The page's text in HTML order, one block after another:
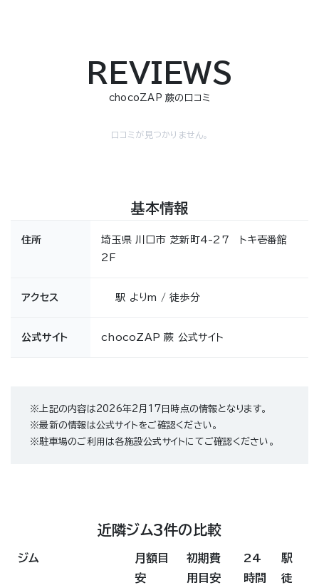
REVIEWS
chocoZAP 蕨の口コミ
口コミが見つかりません。
基本情報
住所
埼玉県 川口市 芝新町4-27 トキ壱番館
2F
アクセス 駅 よりm / 徒歩分
公式サイト chocoZAP 蕨 公式サイト
※上記の内容は2026年2月17日時点の情報となります。
※最新の情報は公式サイトをご確認ください。
※駐車場のご利用は各施設公式サイトにてご確認ください。
近隣ジム3件の比較
ジム
月額目
安
初期費
用目安
24
時間
駅
徒